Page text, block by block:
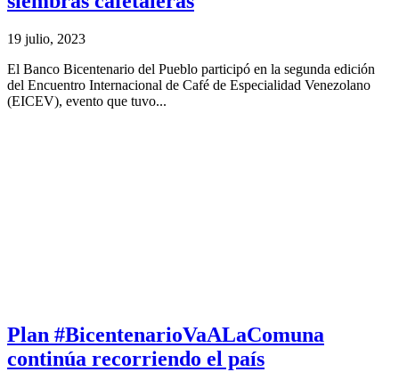
19 julio, 2023
El Banco Bicentenario del Pueblo participó en la segunda edición
del Encuentro Internacional de Café de Especialidad Venezolano
(EICEV), evento que tuvo...
Plan #BicentenarioVaALaComuna
continúa recorriendo el país